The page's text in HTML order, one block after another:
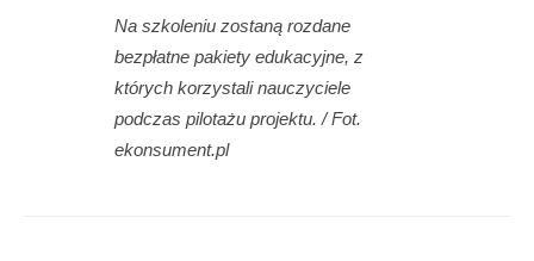
Na szkoleniu zostaną rozdane
bezpłatne pakiety edukacyjne, z
których korzystali nauczyciele
podczas pilotażu projektu. / Fot.
ekonsument.pl